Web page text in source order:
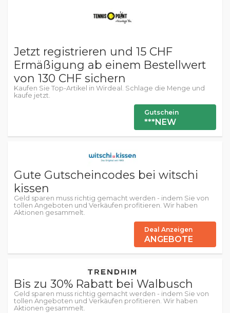
Jetzt registrieren und 15 CHF
Ermäßigung ab einem Bestellwert
von 130 CHF sichern
Kaufen Sie Top-Artikel in Wirdeal. Schlage die Menge und
kaufe jetzt.
Gutschein
***NEW
Gute Gutscheincodes bei witschi
kissen
Geld sparen muss richtig gemacht werden - indem Sie von
tollen Angeboten und Verkäufen profitieren. Wir haben
Aktionen gesammelt.
Deal Anzeigen
ANGEBOTE
Bis zu 30% Rabatt bei Walbusch
Geld sparen muss richtig gemacht werden - indem Sie von
tollen Angeboten und Verkäufen profitieren. Wir haben
Aktionen gesammelt.